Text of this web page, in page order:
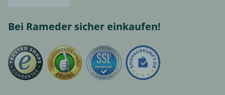
Bei Rameder sicher einkaufen!